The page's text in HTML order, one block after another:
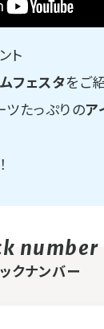
ト
フェスタをご
ツたっぷりのア
クナンバー